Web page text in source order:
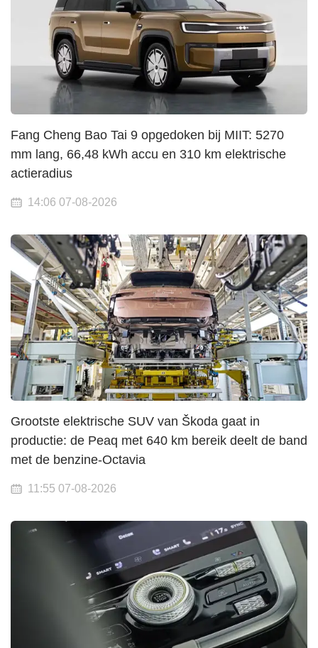
Fang Cheng Bao Tai 9 opgedoken bij MIIT: 5270
mm lang, 66,48 kWh accu en 310 km elektrische
actieradius
14:06 07-08-2026
Grootste elektrische SUV van Škoda gaat in
productie: de Peaq met 640 km bereik deelt de band
met de benzine-Octavia
11:55 07-08-2026